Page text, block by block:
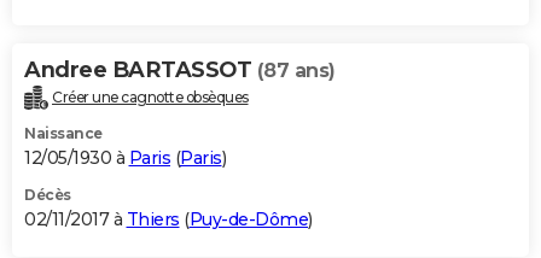
Andree BARTASSOT (87 ans)
Créer une cagnotte obsèques
Naissance
12/05/1930 à Paris (Paris)
Décès
02/11/2017 à Thiers (Puy-de-Dôme)